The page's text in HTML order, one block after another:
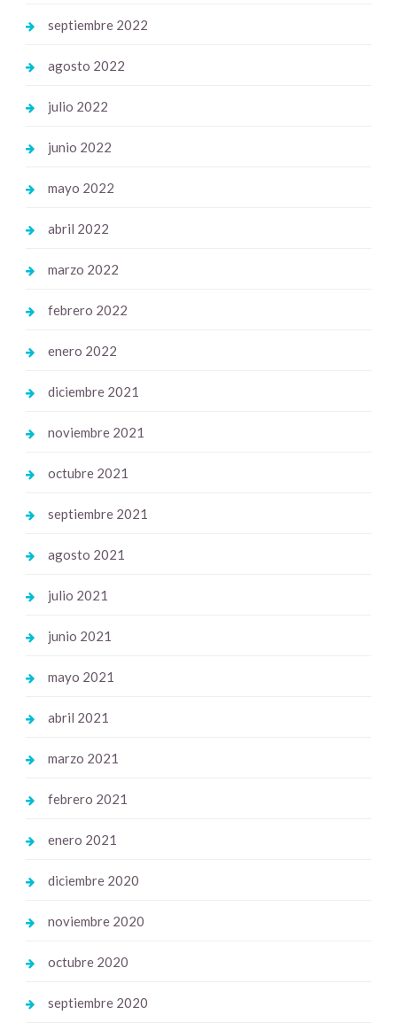
septiembre 2022
agosto 2022
julio 2022
junio 2022
mayo 2022
abril 2022
marzo 2022
febrero 2022
enero 2022
diciembre 2021
noviembre 2021
octubre 2021
septiembre 2021
agosto 2021
julio 2021
junio 2021
mayo 2021
abril 2021
marzo 2021
febrero 2021
enero 2021
diciembre 2020
noviembre 2020
octubre 2020
septiembre 2020